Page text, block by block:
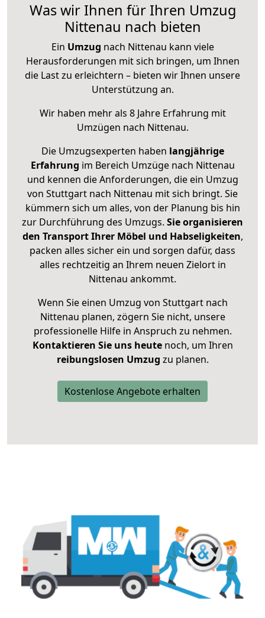
Was wir Ihnen für Ihren Umzug
Nittenau nach bieten
Ein Umzug nach Nittenau kann viele
Herausforderungen mit sich bringen, um Ihnen
die Last zu erleichtern – bieten wir Ihnen unsere
Unterstützung an.
Wir haben mehr als 8 Jahre Erfahrung mit
Umzügen nach Nittenau.
Die Umzugsexperten haben langjährige
Erfahrung im Bereich Umzüge nach Nittenau
und kennen die Anforderungen, die ein Umzug
von Stuttgart nach Nittenau mit sich bringt. Sie
kümmern sich um alles, von der Planung bis hin
zur Durchführung des Umzugs. Sie organisieren
den Transport Ihrer Möbel und Habseligkeiten,
packen alles sicher ein und sorgen dafür, dass
alles rechtzeitig an Ihrem neuen Zielort in
Nittenau ankommt.
Wenn Sie einen Umzug von Stuttgart nach
Nittenau planen, zögern Sie nicht, unsere
professionelle Hilfe in Anspruch zu nehmen.
Kontaktieren Sie uns heutenoch, um Ihren
reibungslosen Umzug zu planen.
Kostenlose Angebote erhalten